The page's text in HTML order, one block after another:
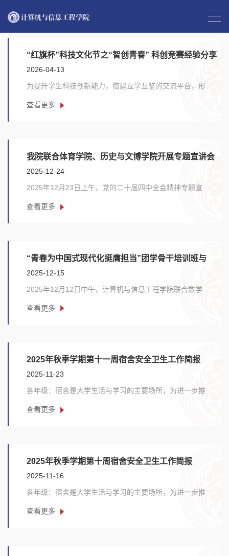
学生工作
“红旗杯”科技文化节之“智创青春” 科创竞赛经验分享
沙龙第一期圆满举行
2026-04-13
为提升学生科技创新能力，搭建互学互鉴的交流平台，形
查看更多
我院联合体育学院、历史与文博学院开展专题宣讲会
2025-12-24
2025年12月23日上午，党的二十届四中全会精神专题宣
记......
查看更多
“青春为中国式现代化挺膺担当”团学骨干培训班与
2025级新任团支书培训班（第五组）合班分组讨论活
动顺利结束
2025-12-15
2025年12月12日中午，计算机与信息工程学院联合数学
春......
查看更多
2025年秋季学期第十一周宿舍安全卫生工作简报
2025-11-23
各年级：宿舍是大学生活与学习的主要场所，为进一步推
查看更多
2025年秋季学期第十周宿舍安全卫生工作简报
2025-11-16
各年级：宿舍是大学生活与学习的主要场所，为进一步推
查看更多